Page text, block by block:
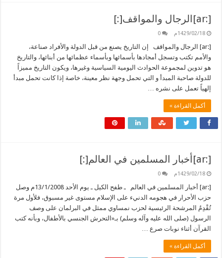
[:ar]الرجال والمواقف[:]
1429/02/18م 0
[:ar] الرجال والمواقف إن التاريخ يصنع من قبل الدولة والأفراد صناعة،
والأمم تكتب وتسجل أمجادها بأسمائها وبأسماء عظمائها من أبنائها، والتاريخ
هو تدوين لمجموعة الحوادث اليومية السياسية وغيرها، ويكون التاريخ مميزاً
للدولة صاحبة المبدأ و التي تحمل وجهة نظر معينة، خاصة إذا كانت تحمل مبدأ
إلهياً تعمل على نشره …
أكمل القراءة »
[:ar]أخبار المسلمين في العالم[:]
1429/02/18م 0
[:ar] أخبار المسلمين في العالم ـ طفح الكيل ـ يوم الأحد 13/1/2008م وصل
حزب الأحرار في هجومه الدنيء على الإسلام مستوى غير مسبوق، فلأول مرة
تُقْدِمُ المرشحة الرئيسية لحزب نمساوي ممثل في البرلمان على وصف
الرسول (صلى الله عليه وآله وسلم) بـ«التحرش الجنسي بالأطفال، وبأنه كتب
القرآن أثناء نوبات صرع …
أكمل القراءة »